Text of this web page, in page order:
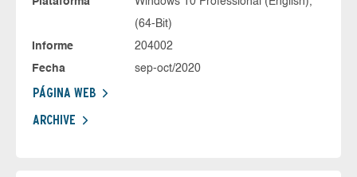
(64-Bit)
Informe
204002
Fecha
sep-oct/2020
PÁGINA WEB
ARCHIVE